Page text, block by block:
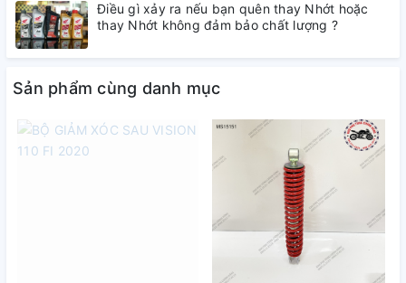
Điều gì xảy ra nếu bạn quên thay Nhớt hoặc
thay Nhớt không đảm bảo chất lượng ?
Sản phẩm cùng danh mục